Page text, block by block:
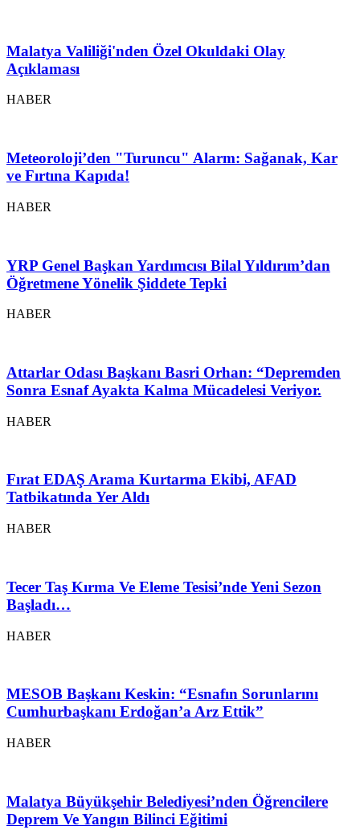
Malatya Valiliği'nden Özel Okuldaki Olay
Açıklaması
HABER
Meteoroloji’den "Turuncu" Alarm: Sağanak, Kar
ve Fırtına Kapıda!
HABER
YRP Genel Başkan Yardımcısı Bilal Yıldırım’dan
Öğretmene Yönelik Şiddete Tepki
HABER
Attarlar Odası Başkanı Basri Orhan: “Depremden
Sonra Esnaf Ayakta Kalma Mücadelesi Veriyor.
HABER
Fırat EDAŞ Arama Kurtarma Ekibi, AFAD
Tatbikatında Yer Aldı
HABER
Tecer Taş Kırma Ve Eleme Tesisi’nde Yeni Sezon
Başladı…
HABER
MESOB Başkanı Keskin: “Esnafın Sorunlarını
Cumhurbaşkanı Erdoğan’a Arz Ettik”
HABER
Malatya Büyükşehir Belediyesi’nden Öğrencilere
Deprem Ve Yangın Bilinci Eğitimi